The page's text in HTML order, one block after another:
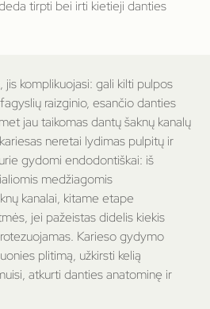
tirpti bei irti kietieji danties
komplikuojasi: gali kilti pulpos
raizginio, esančio danties
jau taikomas dantų šaknų kanalų
neretai lydimas pulpitų ir
gydomi endodontiškai: iš
medžiagomis
kanalai, kitame etape
jei pažeistas didelis kiekis
Karieso gydymo
plitimą, užkirsti kelią
atkurti danties anatominę ir